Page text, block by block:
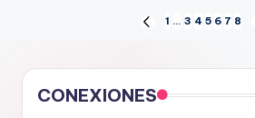
Paginación
de
entradas
PÁGINA
1 … 3 4 5 6 7 8
CONEXIONES